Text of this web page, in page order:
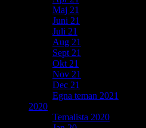
Maj 21
Juni 21
Juli 21
Aug 21
Sept 21
Okt 21
Nov 21
Dec 21
Egna teman 2021
2020
Temalista 2020